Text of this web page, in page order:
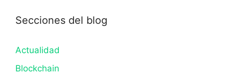
Secciones del blog
Actualidad
Blockchain